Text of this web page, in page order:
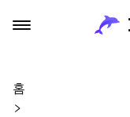
홈